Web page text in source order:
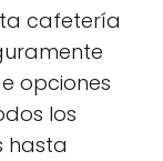
cafetería
opciones
los
hasta